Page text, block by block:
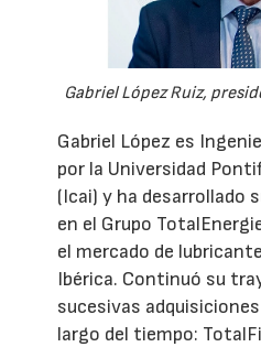
Gabriel López Ruiz,
Gabriel López es
por la Universidad
(Icai) y ha desarrollado
en el Grupo
el mercado de
Ibérica. Continuó su
sucesivas
largo del tiempo: